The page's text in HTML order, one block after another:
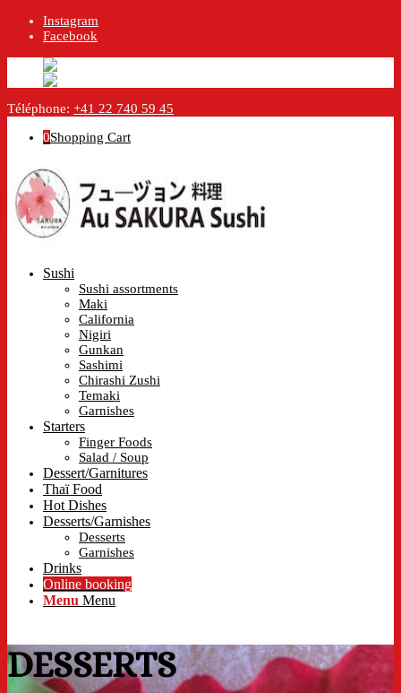
Instagram
Facebook
Téléphone: +41 22 740 59 45
0Shopping Cart
Sushi
Sushi assortments
Maki
California
Nigiri
Gunkan
Sashimi
Chirashi Zushi
Temaki
Garnishes
Starters
Finger Foods
Salad / Soup
Dessert/Garnitures
Thaï Food
Hot Dishes
Desserts/Garnishes
Desserts
Garnishes
Drinks
Online booking
Menu Menu
DESSERTS